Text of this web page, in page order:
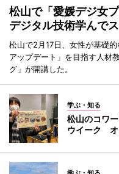
松山で「愛媛デジ女
デジタル技術学んで
松山で2月17日、女性が基礎
アップデート」を目指す人材
グ」が開講した。
学ぶ・知る
松山のコワ
ウイーク オ